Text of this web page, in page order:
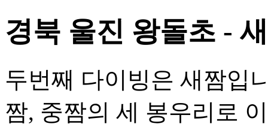
경북 울진 왕돌초 -
두번째 다이빙은 새짬입
짬, 중짬의 세 봉우리로